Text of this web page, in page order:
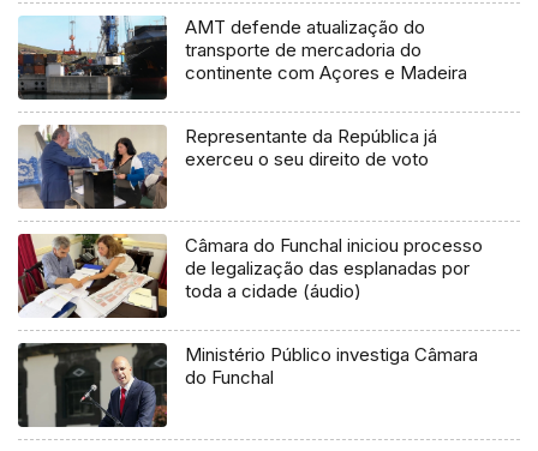
AMT defende atualização do
transporte de mercadoria do
continente com Açores e Madeira
Representante da República já
exerceu o seu direito de voto
Câmara do Funchal iniciou processo
de legalização das esplanadas por
toda a cidade (áudio)
Ministério Público investiga Câmara
do Funchal